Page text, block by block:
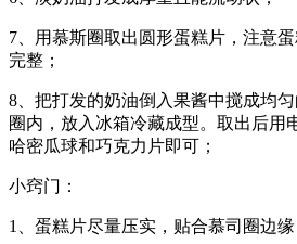
7、用慕斯圈取出圆形蛋糕片，注意
完整；
8、把打发的奶油倒入果酱中搅成均
圈内，放入冰箱冷藏成型。取出后用
哈密瓜球和巧克力片即可；
小窍门：
1、蛋糕片尽量压实，贴合慕司圈边